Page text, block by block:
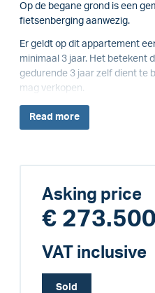
Op de begane grond is een
fietsenberging aanwezig.
Er geldt op dit appartement
minimaal 3 jaar. Het betekent
gedurende 3 jaar zelf dient te
mag verkopen.
Read more
Asking price
€
VAT inclusive
Sold